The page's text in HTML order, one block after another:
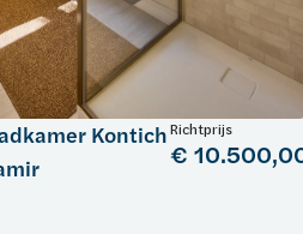
KontichRichtprijs
€